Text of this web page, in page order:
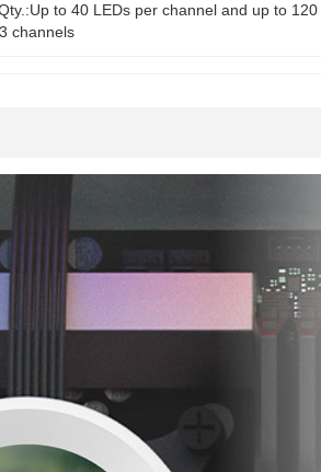
to 40 LEDs per channel and up to 120
channels